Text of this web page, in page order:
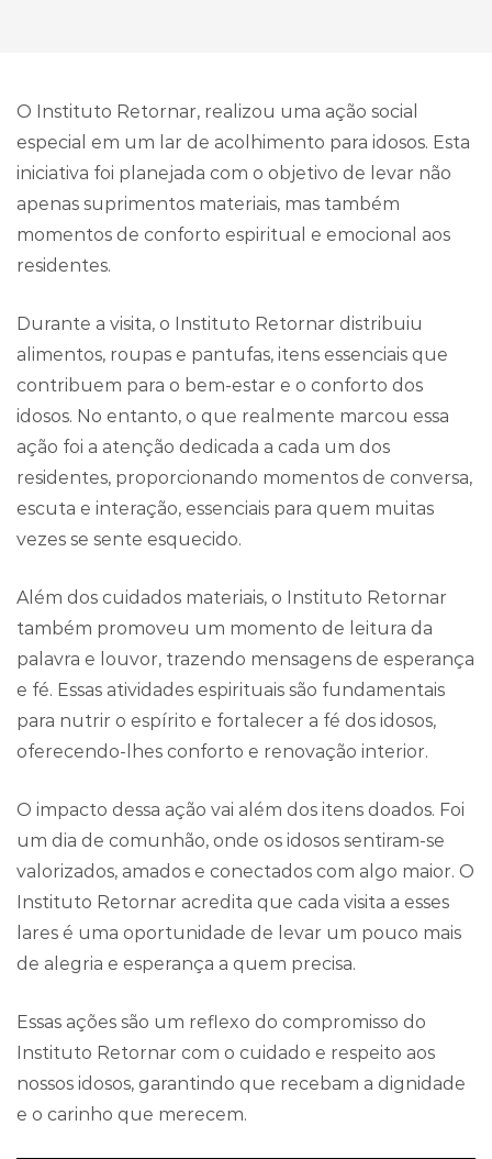
O Instituto Retornar, realizou uma ação social
especial em um lar de acolhimento para idosos. Esta
iniciativa foi planejada com o objetivo de levar não
apenas suprimentos materiais, mas também
momentos de conforto espiritual e emocional aos
residentes.
Durante a visita, o Instituto Retornar distribuiu
alimentos, roupas e pantufas, itens essenciais que
contribuem para o bem-estar e o conforto dos
idosos. No entanto, o que realmente marcou essa
ação foi a atenção dedicada a cada um dos
residentes, proporcionando momentos de conversa,
escuta e interação, essenciais para quem muitas
vezes se sente esquecido.
Além dos cuidados materiais, o Instituto Retornar
também promoveu um momento de leitura da
palavra e louvor, trazendo mensagens de esperança
e fé. Essas atividades espirituais são fundamentais
para nutrir o espírito e fortalecer a fé dos idosos,
oferecendo-lhes conforto e renovação interior.
O impacto dessa ação vai além dos itens doados. Foi
um dia de comunhão, onde os idosos sentiram-se
valorizados, amados e conectados com algo maior. O
Instituto Retornar acredita que cada visita a esses
lares é uma oportunidade de levar um pouco mais
de alegria e esperança a quem precisa.
Essas ações são um reflexo do compromisso do
Instituto Retornar com o cuidado e respeito aos
nossos idosos, garantindo que recebam a dignidade
e o carinho que merecem.